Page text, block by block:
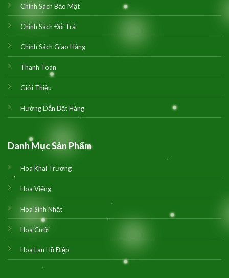
Chính Sách Bảo Mật
Chính Sách Đổi Trả
Chính Sách Giao Hàng
Thanh Toán
Giới Thiệu
Hướng Dẫn Đặt Hàng
Danh Mục Sản Phẩm
Hoa Khai Trương
Hoa Viếng
Hoa Sinh Nhật
Hoa Cưới
Hoa Lan Hồ Điệp